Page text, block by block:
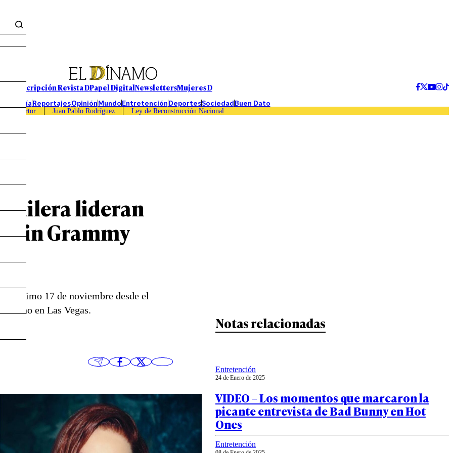
Suscripción Revista DPapel DigitalNewslettersMujeres D
EconomíaReportajesOpiniónMundoEntretenciónDeportesSociedadBuen Dato
Caso Sartor Juan Pablo Rodríguez Ley de Reconstrucción Nacional
lideran
Grammy
próximo 17 de noviembre desde el
en Las Vegas.
Notas relacionadas
Entretención
24 de Enero de 2025
VIDEO – Los momentos que marcaron la
picante entrevista de Bad Bunny en Hot
Ones
Entretención